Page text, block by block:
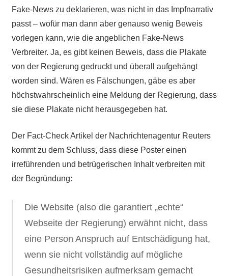
Fake-News zu deklarieren, was nicht in das Impfnarrativ
passt – wofür man dann aber genauso wenig Beweis
vorlegen kann, wie die angeblichen Fake-News
Verbreiter. Ja, es gibt keinen Beweis, dass die Plakate
von der Regierung gedruckt und überall aufgehängt
worden sind. Wären es Fälschungen, gäbe es aber
höchstwahrscheinlich eine Meldung der Regierung, dass
sie diese Plakate nicht herausgegeben hat.
Der Fact-Check Artikel der Nachrichtenagentur Reuters
kommt zu dem Schluss, dass diese Poster einen
irreführenden und betrügerischen Inhalt verbreiten mit
der Begründung:
Die Website (also die garantiert „echte“
Webseite der Regierung) erwähnt nicht, dass
eine Person Anspruch auf Entschädigung hat,
wenn sie nicht vollständig auf mögliche
Gesundheitsrisiken aufmerksam gemacht